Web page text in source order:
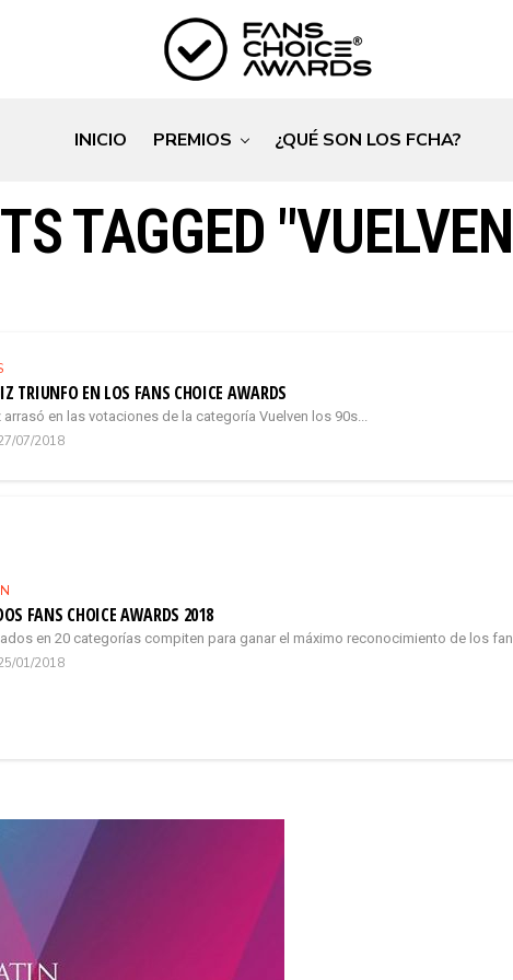
INICIO PREMIOS ¿QUÉ SON LOS FCHA?
TAGGED
TRIUNFO EN LOS FANS CHOICE AWARDS
arrasó en las votaciones de la categoría Vuelven los 90s...
07/2018
FANS CHOICE AWARDS 2018
en 20 categorías compiten para ganar el máximo reconocimiento de los
01/2018